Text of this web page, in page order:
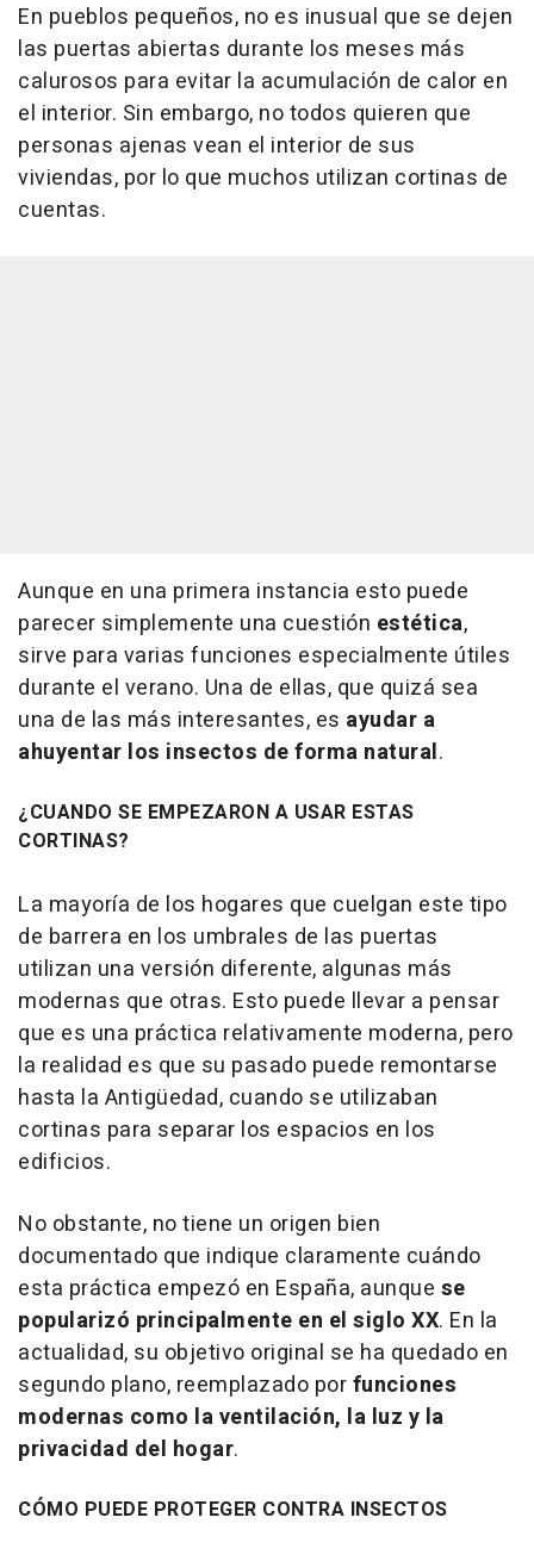
En pueblos pequeños, no es inusual que se dejen
las puertas abiertas durante los meses más
calurosos para evitar la acumulación de calor en
el interior. Sin embargo, no todos quieren que
personas ajenas vean el interior de sus
viviendas, por lo que muchos utilizan cortinas de
cuentas.
Aunque en una primera instancia esto puede
parecer simplemente una cuestión estética,
sirve para varias funciones especialmente útiles
durante el verano. Una de ellas, que quizá sea
una de las más interesantes, es ayudar a
ahuyentar los insectos de forma natural.
¿CUANDO SE EMPEZARON A USAR ESTAS
CORTINAS?
La mayoría de los hogares que cuelgan este tipo
de barrera en los umbrales de las puertas
utilizan una versión diferente, algunas más
modernas que otras. Esto puede llevar a pensar
que es una práctica relativamente moderna, pero
la realidad es que su pasado puede remontarse
hasta la Antigüedad, cuando se utilizaban
cortinas para separar los espacios en los
edificios.
No obstante, no tiene un origen bien
documentado que indique claramente cuándo
esta práctica empezó en España, aunque se
popularizó principalmente en el siglo XX. En la
actualidad, su objetivo original se ha quedado en
segundo plano, reemplazado porfunciones
modernas como la ventilación, la luz y la
privacidad del hogar.
CÓMO PUEDE PROTEGER CONTRA INSECTOS